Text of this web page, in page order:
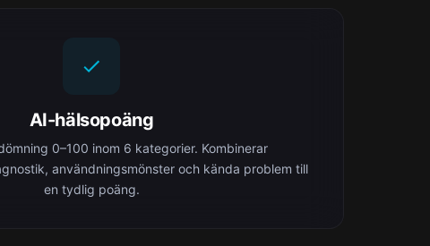
AI-hälsopoäng
0–100 inom 6 kategorier. Kombinerar
användningsmönster och kända problem till
en tydlig poäng.